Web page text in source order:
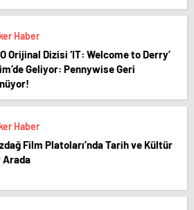
Haber
Orijinal Dizisi ‘IT: Welcome to Derry’
Geliyor: Pennywise Geri
Haber
Film Platoları’nda Tarih ve Kültür
Arada